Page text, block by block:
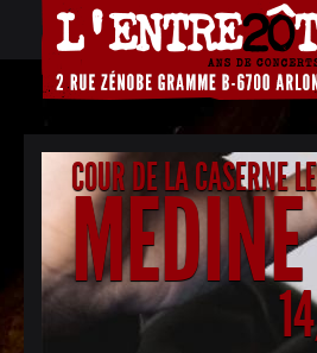
COUR DE LA CASERNE
MEDINE